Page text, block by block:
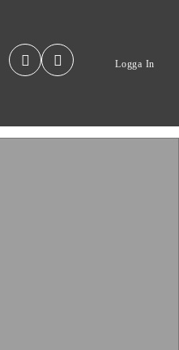
Logga In